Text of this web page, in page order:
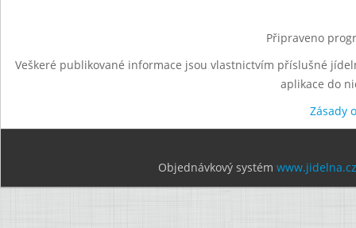
Připraveno
Veškeré publikované informace jsou vlastnictvím příslušné
aplikace do
Zásady
Objednávkový systém www.jidelna.cz